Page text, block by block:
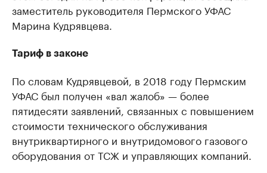
заместитель руководителя Пермского УФАС
Марина Кудрявцева.
Тариф в законе
По словам Кудрявцевой, в 2018 году Пермским
УФАС был получен «вал жалоб» — более
пятидесяти заявлений, связанных с повышением
стоимости технического обслуживания
внутриквартирного и внутридомового газового
оборудования от ТСЖ и управляющих компаний.